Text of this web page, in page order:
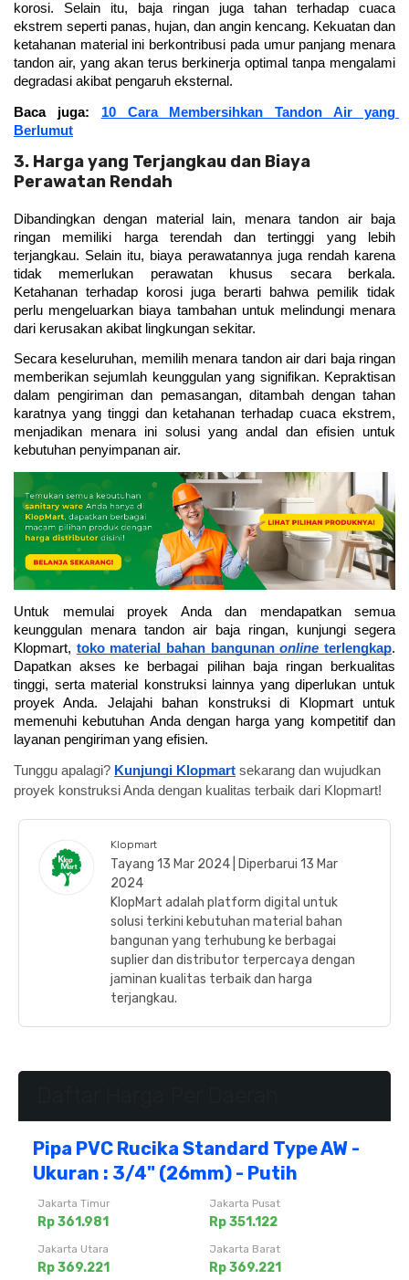
korosi. Selain itu, baja ringan juga tahan terhadap cuaca
ekstrem seperti panas, hujan, dan angin kencang. Kekuatan dan
ketahanan material ini berkontribusi pada umur panjang menara
tandon air, yang akan terus berkinerja optimal tanpa mengalami
degradasi akibat pengaruh eksternal.
Baca juga: 10 Cara Membersihkan Tandon Air yang
Berlumut
3. Harga yang Terjangkau dan Biaya
Perawatan Rendah
Dibandingkan dengan material lain, menara tandon air baja
ringan memiliki harga terendah dan tertinggi yang lebih
terjangkau. Selain itu, biaya perawatannya juga rendah karena
tidak memerlukan perawatan khusus secara berkala.
Ketahanan terhadap korosi juga berarti bahwa pemilik tidak
perlu mengeluarkan biaya tambahan untuk melindungi menara
dari kerusakan akibat lingkungan sekitar.
Secara keseluruhan, memilih menara tandon air dari baja ringan
memberikan sejumlah keunggulan yang signifikan. Kepraktisan
dalam pengiriman dan pemasangan, ditambah dengan tahan
karatnya yang tinggi dan ketahanan terhadap cuaca ekstrem,
menjadikan menara ini solusi yang andal dan efisien untuk
kebutuhan penyimpanan air.
Untuk memulai proyek Anda dan mendapatkan semua
keunggulan menara tandon air baja ringan, kunjungi segera
Klopmart, toko material bahan bangunan online terlengkap.
Dapatkan akses ke berbagai pilihan baja ringan berkualitas
tinggi, serta material konstruksi lainnya yang diperlukan untuk
proyek Anda. Jelajahi bahan konstruksi di Klopmart untuk
memenuhi kebutuhan Anda dengan harga yang kompetitif dan
layanan pengiriman yang efisien.
Tunggu apalagi? Kunjungi Klopmart sekarang dan wujudkan
proyek konstruksi Anda dengan kualitas terbaik dari Klopmart!
Klopmart
Tayang 13 Mar 2024 | Diperbarui 13 Mar
2024
KlopMart adalah platform digital untuk
solusi terkini kebutuhan material bahan
bangunan yang terhubung ke berbagai
suplier dan distributor terpercaya dengan
jaminan kualitas terbaik dan harga
terjangkau.
Pipa PVC Rucika Standard Type AW -
Ukuran : 3/4" (26mm) - Putih
Jakarta Timur
Rp 361.981
Jakarta Pusat
Rp 351.122
Jakarta Utara
Rp 369.221
Jakarta Barat
Rp 369.221